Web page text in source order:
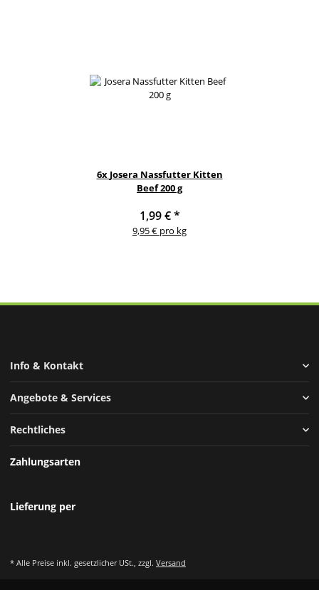
6x Josera Nassfutter Kitten
Beef 200 g
1,99 €*
9,95 € pro kg
Info & Kontakt
Angebote & Services
Rechtliches
Zahlungsarten
Lieferung per
* Alle Preise inkl. gesetzlicher USt., zzgl. Versand